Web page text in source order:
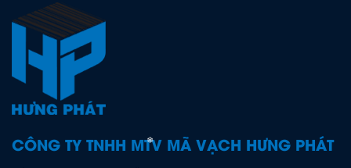
CÔNG TY TNHH MTV MÃ VẠCH HƯNG PHÁT
❄